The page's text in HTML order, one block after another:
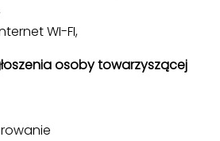
WI-FI,
osoby towarzyszącej